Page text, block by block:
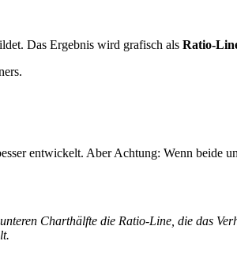
Das Ergebnis wird grafisch als Ratio-
entwickelt. Aber Achtung: Wenn beide
Charthälfte die Ratio-Line, die das